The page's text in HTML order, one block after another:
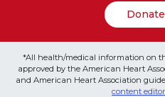
*All health/medical information on
approved by the American Heart
and American Heart Association
content